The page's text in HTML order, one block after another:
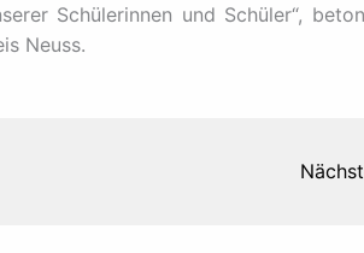
Schülerinnen und Schüler“,
Neuss.